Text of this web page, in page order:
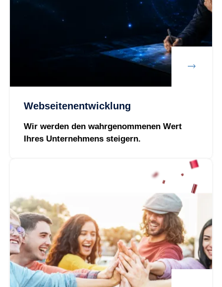
Webseitenentwicklung
Wir werden den wahrgenommenen Wert
Ihres Unternehmens steigern.